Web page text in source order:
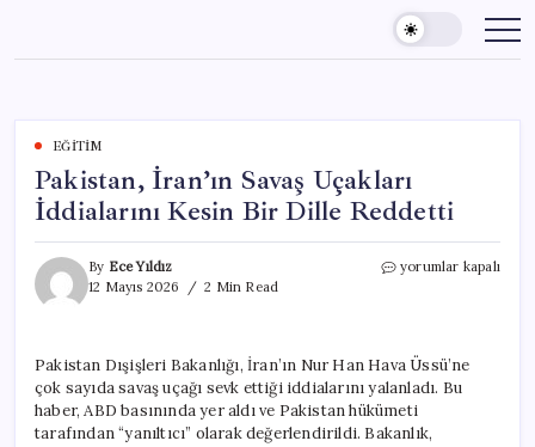
content
EĞITIM
Pakistan, İran’ın Savaş Uçakları
İddialarını Kesin Bir Dille Reddetti
By Ece Yıldız
12 Mayıs 2026
2 Min Read
Pakistan,
Kesin
Bir
Dille
Reddetti
yorumlar kapalı
Pakistan Dışişleri Bakanlığı, İran’ın Nur Han Hava Üssü’ne
çok sayıda savaş uçağı sevk ettiği iddialarını yalanladı. Bu
haber, ABD basınında yer aldı ve Pakistan hükümeti
tarafından “yanıltıcı” olarak değerlendirildi. Bakanlık,